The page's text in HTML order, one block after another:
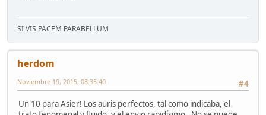
SI VIS PACEM PARABELLUM
herdom
#4
Noviembre 19, 2015, 08:35:40
Un 10 para Asier! Los auris perfectos, tal como indicaba, el